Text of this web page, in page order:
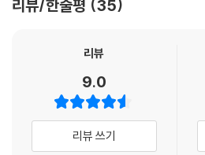
만이 우리가 관리할 수 있는 가장 중요한 요
생산성은 집중력이 좌우할 것이라고 말한다.
집중력 부재는 집중하지 못하는 개인 탓?
우리는 가장 쓸데없이 산만한 시대를 살고
저자는 솔직한 고백으로 이 책을 시작한다.
리뷰/한줄평 35
리뷰
9.0
리뷰 쓰기